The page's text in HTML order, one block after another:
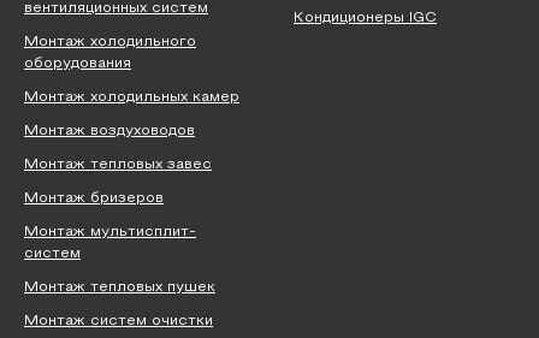
вентиляционных систем
Монтаж холодильного
оборудования
Монтаж холодильных камер
Монтаж воздуховодов
Монтаж тепловых завес
Монтаж бризеров
Монтаж мультисплит-
систем
Монтаж тепловых пушек
Монтаж систем очистки
Кондиционеры IGC